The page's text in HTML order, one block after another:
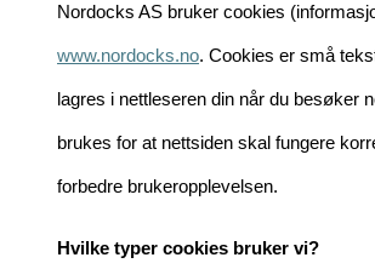
Nordocks AS bruker cookies
www.nordocks.no. Cookies er små
lagres i nettleseren din når du besøker
brukes for at nettsiden skal fungere
forbedre brukeropplevelsen.
Hvilke typer cookies bruker vi?